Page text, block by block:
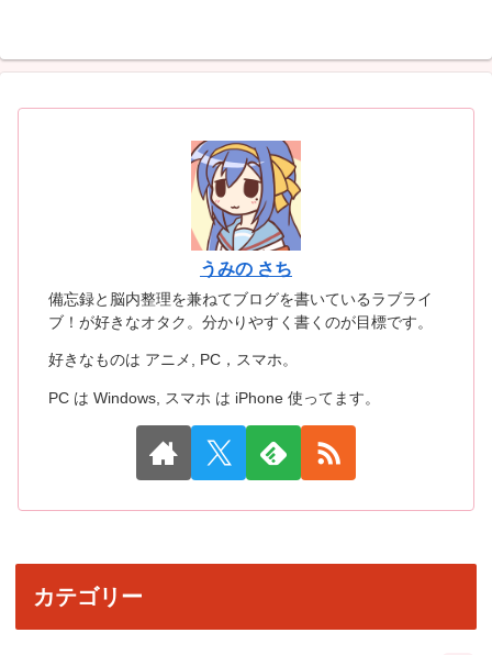
うみの さち
備忘録と脳内整理を兼ねてブログを書いているラブライ
ブ！が好きなオタク。分かりやすく書くのが目標です。
好きなものは アニメ, PC，スマホ。
PC は Windows, スマホ は iPhone 使ってます。
カテゴリー